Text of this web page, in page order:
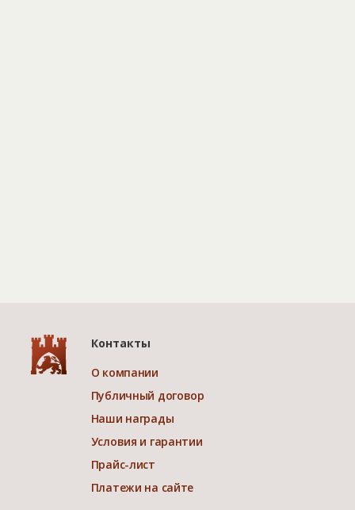
Контакты
О компании
Публичный договор
Наши награды
Условия и гарантии
Прайс-лист
Платежи на сайте